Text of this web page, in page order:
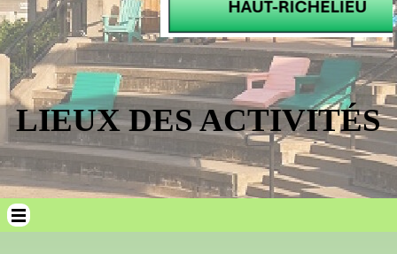
LIEUX DES ACTIVITÉS
Sauter le menu